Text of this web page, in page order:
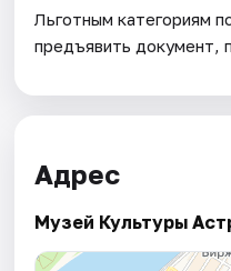
Льготным категориям
предъявить
Адрес
Музей Культуры